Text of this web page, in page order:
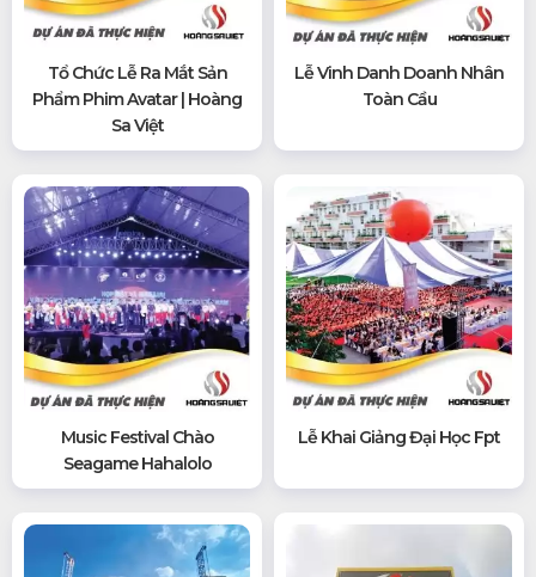
Tổ Chức Lễ Ra Mắt Sản
Phẩm Phim Avatar | Hoàng
Sa Việt
Lễ Vinh Danh Doanh Nhân
Toàn Cầu
Music Festival Chào
Seagame Hahalolo
Lễ Khai Giảng Đại Học Fpt